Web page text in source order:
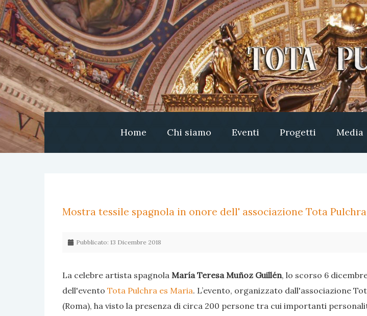
Home Chi siamo Eventi Progetti Media
Mostra tessile spagnola in onore dell' associazione Tota Pulchra
Pubblicato: 13 Dicembre 2018
La celebre artista spagnola María Teresa Muñoz Guillén, lo scorso 6
dell'evento Tota Pulchra es Maria. L’evento, organizzato dall'associazione
(Roma), ha visto la presenza di circa 200 persone tra cui importanti